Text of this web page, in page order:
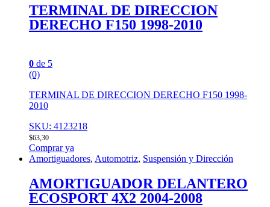
TERMINAL DE DIRECCION
DERECHO F150 1998-2010
0 de 5
(0)
TERMINAL DE DIRECCION DERECHO F150 1998-
2010
SKU: 4123218
$63,30
Comprar ya
Amortiguadores, Automotriz, Suspensión y Dirección
AMORTIGUADOR DELANTERO
ECOSPORT 4X2 2004-2008